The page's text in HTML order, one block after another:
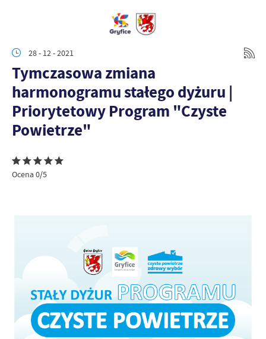
28 - 12 - 2021
Tymczasowa zmiana
harmonogramu stałego dyżuru |
Priorytetowy Program "Czyste
Powietrze"
Ocena 0/5